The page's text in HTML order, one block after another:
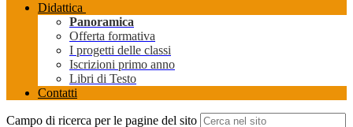
Didattica
Panoramica
Offerta formativa
I progetti delle classi
Iscrizioni primo anno
Libri di Testo
Contatti
Campo di ricerca per le pagine del sito